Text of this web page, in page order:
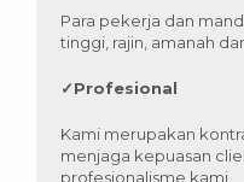
Para pekerja dan
tinggi, rajin, amanah
✓Profesional
Kami merupakan
menjaga kepuasan
profesionalisme kami.